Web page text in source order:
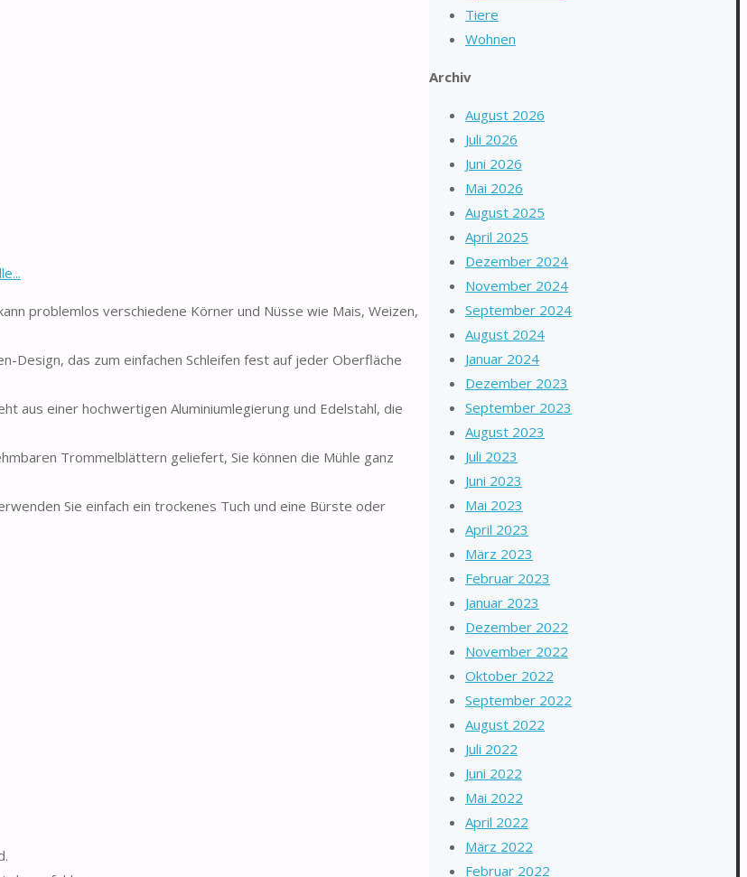
problemlos verschiedene Körner und Nüsse wie Mais, Weizen,
Design, das zum einfachen Schleifen fest auf jeder Oberfläche
aus einer hochwertigen Aluminiumlegierung und Edelstahl, die
Trommelblättern geliefert, Sie können die Mühle ganz
Sie einfach ein trockenes Tuch und eine Bürste oder
Tiere
Wohnen
Archiv
August 2026
Juli 2026
Juni 2026
Mai 2026
August 2025
April 2025
Dezember 2024
November 2024
September 2024
August 2024
Januar 2024
Dezember 2023
September 2023
August 2023
Juli 2023
Juni 2023
Mai 2023
April 2023
März 2023
Februar 2023
Januar 2023
Dezember 2022
November 2022
Oktober 2022
September 2022
August 2022
Juli 2022
Juni 2022
Mai 2022
April 2022
März 2022
Februar 2022